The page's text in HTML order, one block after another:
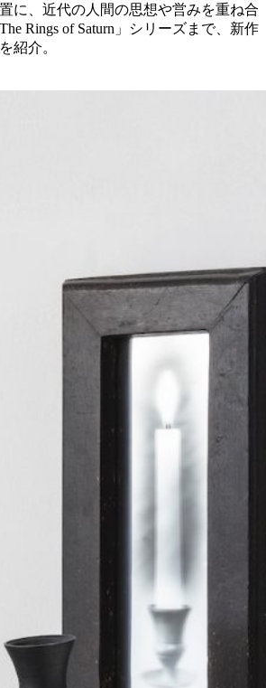
に、近代の人間の思想や営みを重ね合
Rings of Saturn」シリーズまで、新作
紹介。